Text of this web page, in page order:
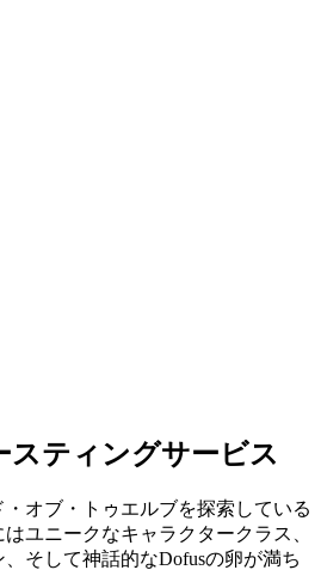
スティングサービス
オブ・トゥエルブを探索している
ユニークなキャラクタークラス、
そして神話的なDofusの卵が満ち